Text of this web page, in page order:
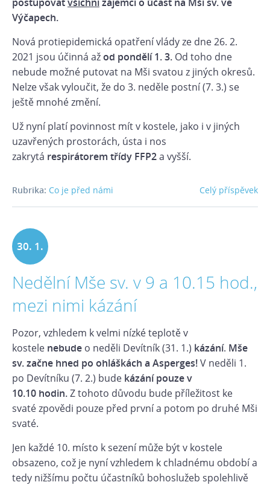
Výčapech.
Nová protiepidemická opatření vlády ze dne 26. 2.
2021 jsou účinná ažod pondělí 1. 3. Od toho dne
nebude možné putovat na Mši svatou z jiných okresů.
Nelzevšak vyloučit, že do 3. neděle postní (7. 3.) se
ještě mnohé změní.
Už nyní platí povinnost mít v kostele, jako i v jiných
uzavřených prostorách, ústa i nos
zakrytá respirátorem třídy FFP2a vyšší.
Celý příspěvek
Rubrika: Co je před námi
30. 1.
2021
Nedělní Mše sv. v 9 a 10.15 hod.,
mezi nimi kázání
Pozor, vzhledem k velmi nízké teplotě v
kostele nebude o neděli Devítník (31. 1.) kázání. Mše
sv. začne hned po ohláškách a Asperges!V neděli 1.
po Devítníku (7. 2.) bude kázání pouze v
10.10 hodin.Z tohoto důvodu bude příležitost ke
svaté zpovědi pouze před první a potom po druhé Mši
svaté.
Jen každé 10. místo k sezení může být v kostele
obsazeno, což je nyní vzhledem k chladnému období a
tedy nižšímu počtu účastníků bohoslužeb spolehlivě